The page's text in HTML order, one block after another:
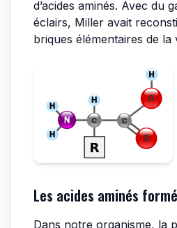
d’acides aminés. Avec du
éclairs, Miller avait
briques élémentaires de
Les acides aminés
Dans notre organisme, la